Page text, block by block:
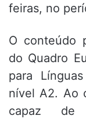
feiras, no
O conteúdo
do Quadro
para
nível A2. Ao
capaz de